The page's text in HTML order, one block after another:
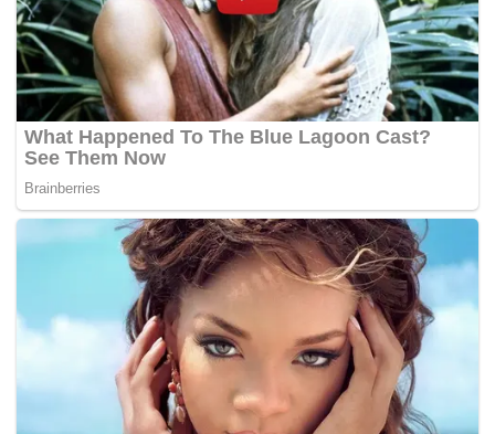
kesalahan melanggar Fasal 9.1.4 serta Kod Etika dan
Tatakelakuan Ahli parti.
Bagi hukuman penggantungan pula, tindakan itu turut
dikenakan atas kesalahan sama dan menyebabkan
mereka dilucutkan daripada semua jawatan yang
disandang serta tidak dibenarkan mengeluarkan
kenyataan atas nama parti sepanjang tempoh
penggantungan.
Bagaimanapun, semua individu yang dikenakan tindakan
disiplin itu masih boleh mengemukakan rayuan kepada
Lembaga Rayuan Bersatu dalam tempoh 14 hari daripada
tarikh notis dikeluarkan. – MYNEWSHUB